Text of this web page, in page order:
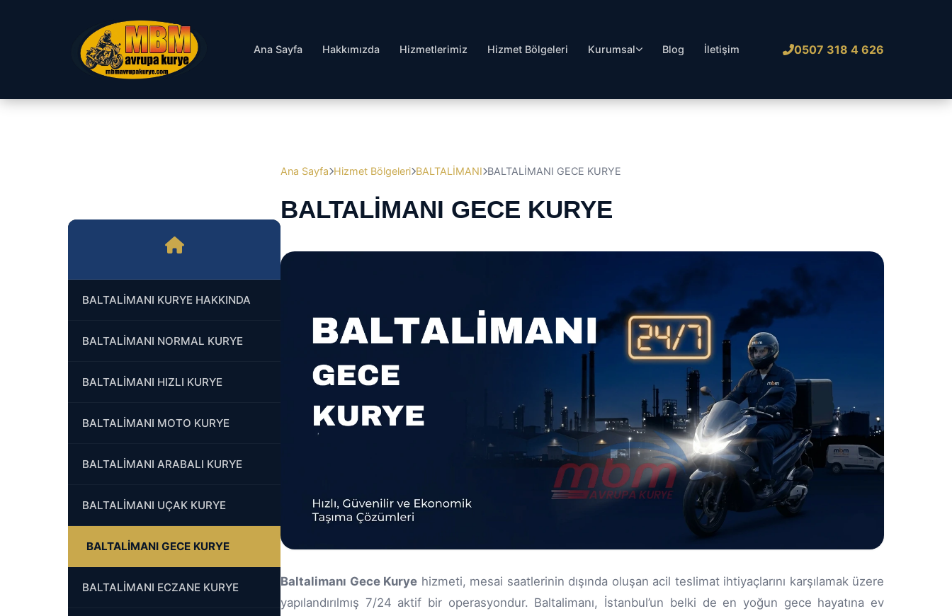
Ana Sayfa Hakkımızda Hizmetlerimiz Hizmet Bölgeleri Kurumsal Blog İletişim 0507 318 4 626
BALTALİMANI KURYE HAKKINDA
BALTALİMANI NORMAL KURYE
BALTALİMANI HIZLI KURYE
BALTALİMANI MOTO KURYE
BALTALİMANI ARABALI KURYE
BALTALİMANI UÇAK KURYE
BALTALİMANI GECE KURYE
BALTALİMANI ECZANE KURYE
Ana Sayfa Hizmet Bölgeleri BALTALİMANI BALTALİMANI GECE KURYE
BALTALİMANI GECE KURYE
Baltalimanı Gece Kurye hizmeti, mesai saatlerinin dışında oluşan acil teslimat ihtiyaçlarını karşılamak üzere
yapılandırılmış 7/24 aktif bir operasyondur. Baltalimanı, İstanbul’un belki de en yoğun gece hayatına ev